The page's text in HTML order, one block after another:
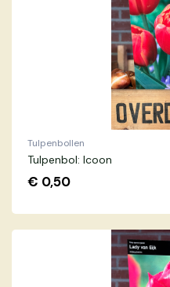
Tulpenbollen
Tulpenbol: Icoon
€ 0,50